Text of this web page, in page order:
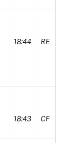
18:44 RE
18:43 CF